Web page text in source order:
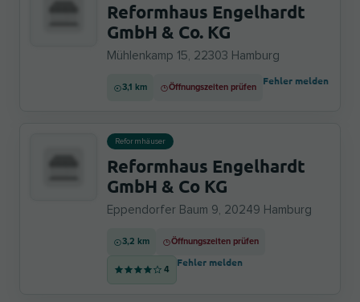
Reformhaus Engelhardt
GmbH & Co. KG
Mühlenkamp 15, 22303 Hamburg
3,1 km Öffnungszeiten prüfen
Fehler melden
Reformhäuser
Reformhaus Engelhardt
GmbH & Co KG
Eppendorfer Baum 9, 20249 Hamburg
3,2 km Öffnungszeiten prüfen
4
Fehler melden